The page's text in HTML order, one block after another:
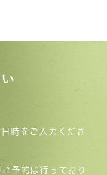
時をご入力くださ
予約は行っており